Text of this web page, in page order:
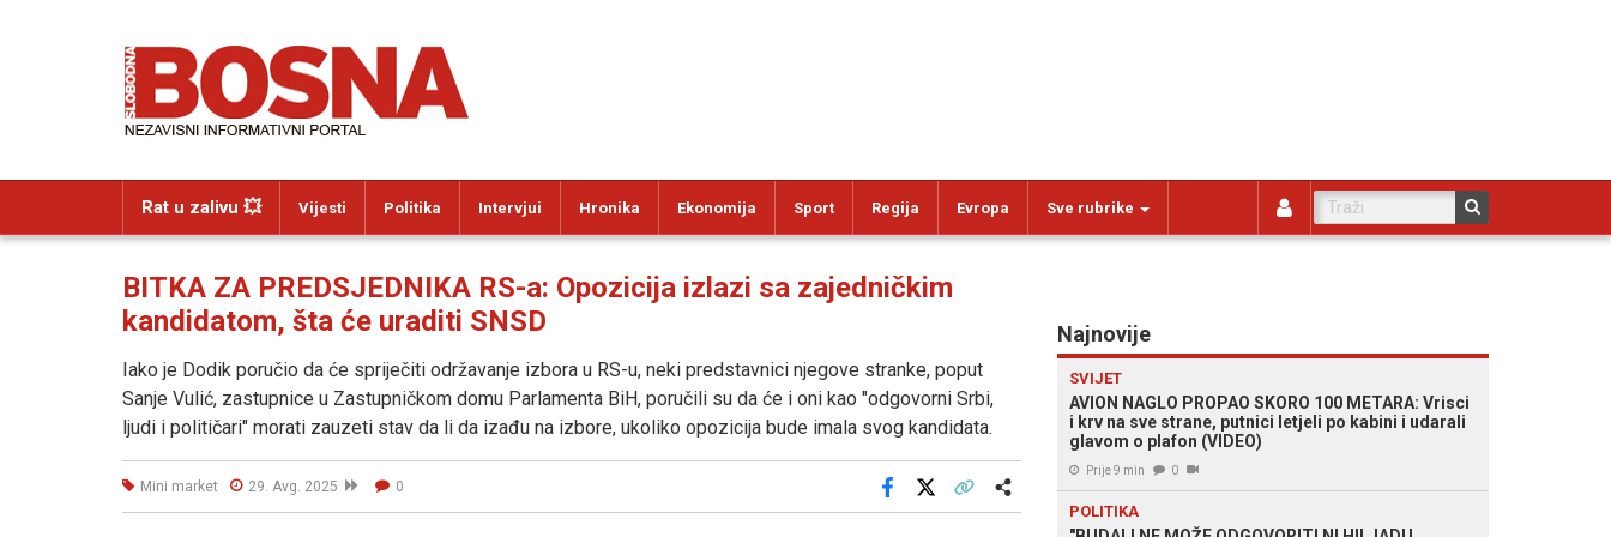
Rat u zalivu 💥 Vijesti Politika Intervjui Hronika Ekonomija Sport Regija Evropa Sve rubrike
BITKA ZA PREDSJEDNIKA RS-a: Opozicija izlazi sa zajedničkim
kandidatom, šta će uraditi SNSD
Iako je Dodik poručio da će spriječiti održavanje izbora u RS-u, neki predstavnici njegove stranke, poput
Sanje Vulić, zastupnice u Zastupničkom domu Parlamenta BiH, poručili su da će i oni kao "odgovorni Srbi,
ljudi i političari" morati zauzeti stav da li da izađu na izbore, ukoliko opozicija bude imala svog kandidata.
Mini market 29. Avg. 2025 0
Facebook
Najnovije
SVIJET
AVION NAGLO PROPAO SKORO 100 METARA: Vrisci
i krv na sve strane, putnici letjeli po kabini i udarali
glavom o plafon (VIDEO)
Prije 9 min 0
POLITIKA